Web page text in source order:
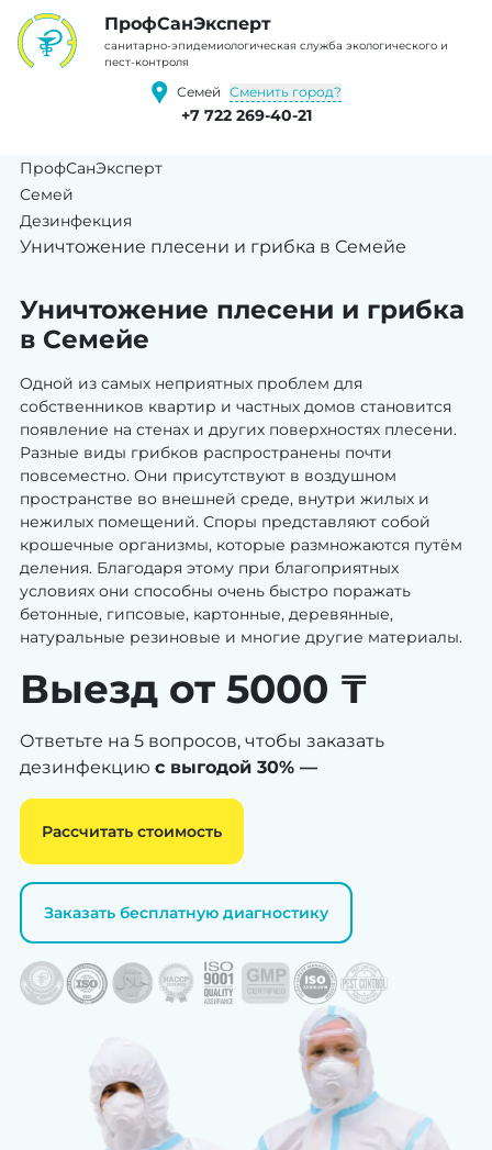
ПрофCанЭксперт
cанитарно-эпидемиологическая служба экологического и
пест-контроля
Семей Сменить город?
+7 722 269-40-21
ПрофСанЭксперт
Семей
Дезинфекция
Уничтожение плесени и грибка в Семейе
Уничтожение плесени и грибка
в Семейе
Одной из самых неприятных проблем для
собственников квартир и частных домов становится
появление на стенах и других поверхностях плесени.
Разные виды грибков распространены почти
повсеместно. Они присутствуют в воздушном
пространстве во внешней среде, внутри жилых и
нежилых помещений. Споры представляют собой
крошечные организмы, которые размножаются путём
деления. Благодаря этому при благоприятных
условиях они способны очень быстро поражать
бетонные, гипсовые, картонные, деревянные,
натуральные резиновые и многие другие материалы.
Выезд от 5000 ₸
Ответьте на 5 вопросов, чтобы заказать
дезинфекцию с выгодой 30% —
Рассчитать стоимость
Заказать бесплатную диагностику